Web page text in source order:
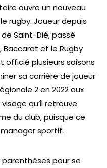
ouvre un nouveau
rugby. Joueur depuis
de Saint-Dié, passé
Baccarat et le Rugby
officié plusieurs saisons
sa carrière de joueur
2 en 2022 aux
qu’il retrouve
du club, puisque ce
sportif.
pour se